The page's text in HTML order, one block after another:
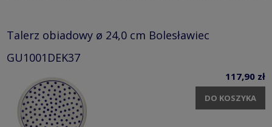
Talerz obiadowy ø 24,0 cm Bolesławiec
GU1001DEK37
117,90 zł
DO KOSZYKA